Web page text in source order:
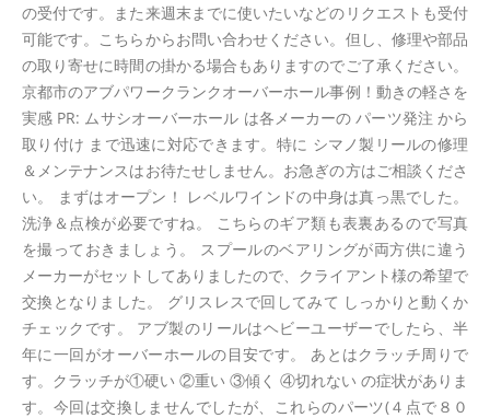
の受付です。また来週末までに使いたいなどのリクエストも受付
可能です。こちらからお問い合わせください。但し、修理や部品
の取り寄せに時間の掛かる場合もありますのでご了承ください。
京都市のアブパワークランクオーバーホール事例！動きの軽さを
実感 PR: ムサシオーバーホール は各メーカーの パーツ発注 から
取り付け まで迅速に対応できます。特に シマノ製リールの修理
＆メンテナンスはお待たせしません。お急ぎの方はご相談くださ
い。 まずはオープン！ レベルワインドの中身は真っ黒でした。
洗浄＆点検が必要ですね。 こちらのギア類も表裏あるので写真
を撮っておきましょう。 スプールのベアリングが両方供に違う
メーカーがセットしてありましたので、クライアント様の希望で
交換となりました。 グリスレスで回してみて しっかりと動くか
チェックです。 アブ製のリールはヘビーユーザーでしたら、半
年に一回がオーバーホールの目安です。 あとはクラッチ周りで
す。クラッチが①硬い ②重い ③傾く ④切れない の症状がありま
す。今回は交換しませんでしたが、これらのパーツ(４点で８０